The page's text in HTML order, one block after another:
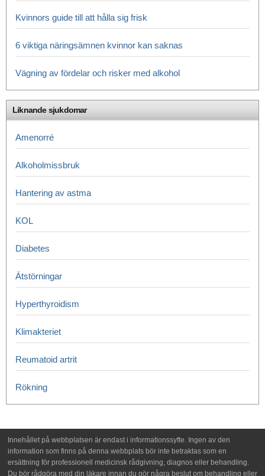
Kvinnors guide till att hålla sig frisk
6 viktiga näringsämnen kvinnor kan saknas
Vägning av fördelar och risker med alkohol
Liknande sjukdomar
Amenorré
Alkoholmissbruk
Hantering av astma
KOL
Diabetes
Ätstörningar
Hyperthyroidism
Klimakteriet
Reumatoid artrit
Rökning
Innehållet på webbplatsen är endast i informationssyfte. Ingen av den
information som finns på denna webbplats bör inte betraktas som en
ersättning för professionell medicinsk rådgivning, diagnos eller behandling.
Du bör rådgöra med din läkare innan du gör några beslut om behandling eller